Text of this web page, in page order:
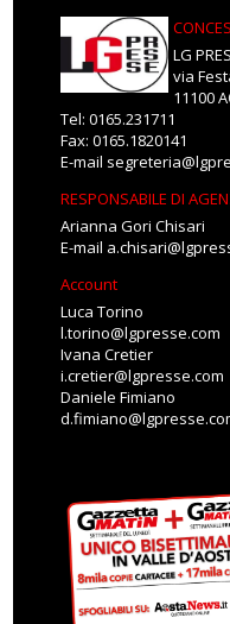
LG
via
11100
Tel: 0165.231711
Fax: 0165.1820141
E-mail
RESPONSABILE DI
Arianna Gori Chisari
E-mail
Account
Luca Torino
l.torino@lgpresse.com
Ivana Cretier
i.cretier@lgpresse.com
Daniele Fimiano